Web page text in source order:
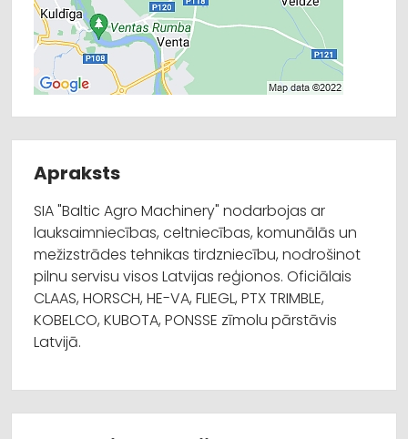
Apraksts
SIA "Baltic Agro Machinery" nodarbojas ar
lauksaimniecības, celtniecības, komunālās un
mežizstrādes tehnikas tirdzniecību, nodrošinot
pilnu servisu visos Latvijas reģionos. Oficiālais
CLAAS, HORSCH, HE-VA, FLIEGL, PTX TRIMBLE,
KOBELCO, KUBOTA, PONSSE zīmolu pārstāvis
Latvijā.